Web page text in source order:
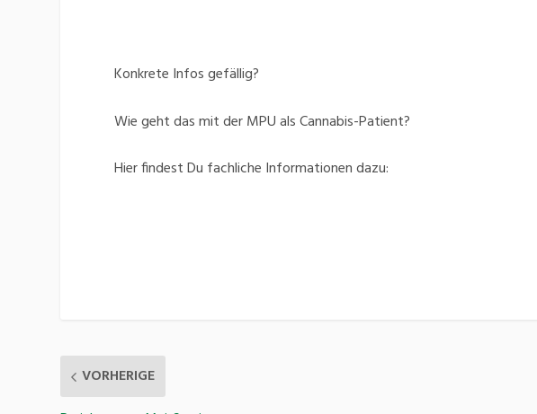
Konkrete Infos gefällig?
Wie geht das mit der MPU als Cannabis-Patient?
Hier findest Du fachliche Informationen dazu:
VORHERIGE